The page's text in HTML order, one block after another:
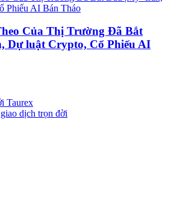
Của Thị Trường Đã Bắt
Dự luật Crypto, Cổ Phiếu AI